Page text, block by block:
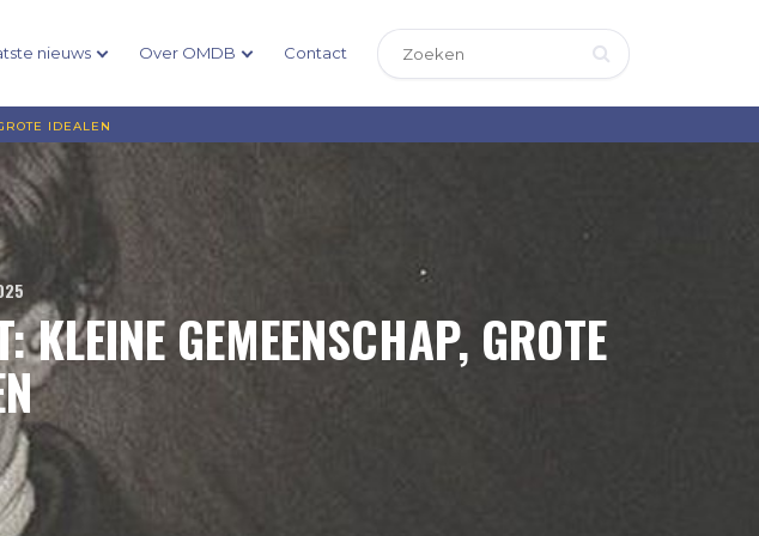
nieuws Over OMDB Contact
IDEALEN
GEMEENSCHAP, GROTE